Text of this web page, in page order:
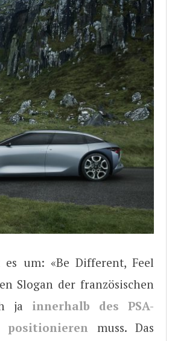
es um: «Be Different, Feel
Slogan der französischen
ja innerhalb des PSA-
positionieren muss. Das